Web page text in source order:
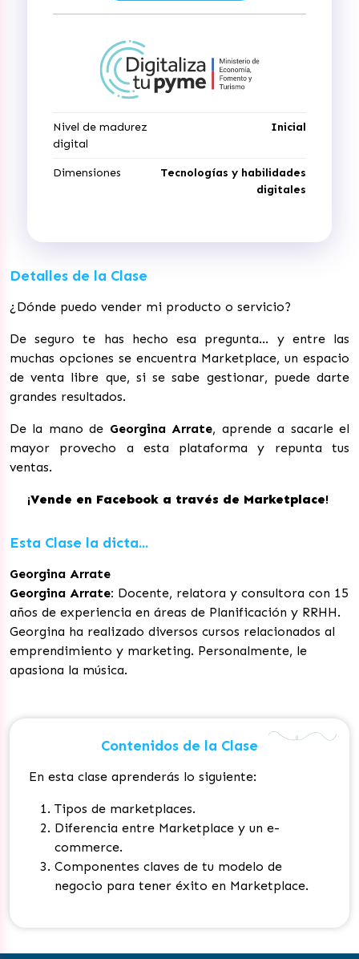
Nivel de madurez
digital
Inicial
Dimensiones
Tecnologías y habilidades
digitales
Detalles de la Clase
¿Dónde puedo vender mi producto o servicio?
De seguro te has hecho esa pregunta… y entre las
muchas opciones se encuentra Marketplace, un espacio
de venta libre que, si se sabe gestionar, puede darte
grandes resultados.
De la mano de Georgina Arrate, aprende a sacarle el
mayor provecho a esta plataforma y repunta tus
ventas.
¡Vende en Facebook a través de Marketplace!
Esta Clase la dicta...
Georgina Arrate
Georgina Arrate: Docente, relatora y consultora con 15
años de experiencia en áreas de Planificación y RRHH.
Georgina ha realizado diversos cursos relacionados al
emprendimiento y marketing. Personalmente, le
apasiona la música.
Contenidos de la Clase
En esta clase aprenderás lo siguiente:
Tipos de marketplaces.
Diferencia entre Marketplace y un e-
commerce.
Componentes claves de tu modelo de
negocio para tener éxito en Marketplace.